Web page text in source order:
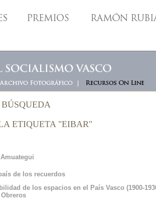
ETIQUETA "EIBAR"
de los recuerdos
de los espacios en el País Vasco (1900-